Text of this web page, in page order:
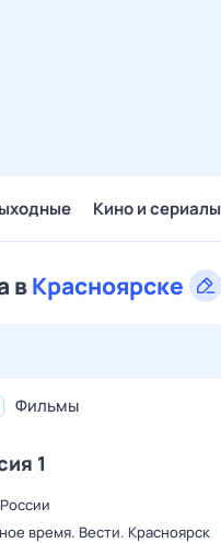
Кино и сериалы
вКрасноярске
Фильмы
1
время. Вести. Красноярск